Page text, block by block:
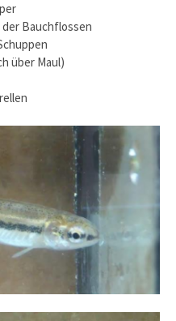
Bauchflossen
über Maul)